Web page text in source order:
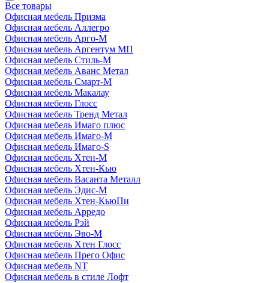
Все товары
Офисная мебель Призма
Офисная мебель Аллегро
Офисная мебель Арго-М
Офисная мебель Аргентум МП
Офисная мебель Стиль-М
Офисная мебель Аванс Метал
Офисная мебель Смарт-М
Офисная мебель Макалау
Офисная мебель Глосс
Офисная мебель Тренд Метал
Офисная мебель Имаго плюс
Офисная мебель Имаго-М
Офисная мебель Имаго-S
Офисная мебель Хтен-M
Офисная мебель Хтен-Кью
Офисная мебель Васанта Металл
Офисная мебель Эдис-M
Офисная мебель Хтен-КьюПи
Офисная мебель Арредо
Офисная мебель Рэй
Офисная мебель Эво-M
Офисная мебель Хтен Глосс
Офисная мебель Прего Офис
Офисная мебель NT
Офисная мебель в стиле Лофт